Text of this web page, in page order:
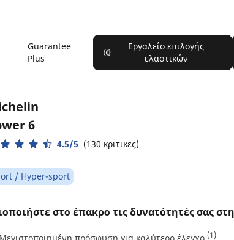
Guarantee
Plus
Εργαλείο επιλογής
ελαστικών
6
4.5/5 (130 κριτικες)
/ Hyper-sport
στο έπακρο τις δυνατότητές σας
Μεγιστοποιημένη πρόσφυση για καλύτερο έλεγχο (1)